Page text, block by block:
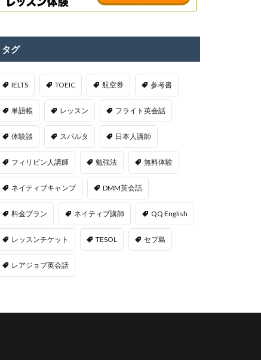
タグ
IELTS TOEIC 航空券 参考書
単語帳 レッスン フライト英会話
体験談 スパルタ 日本人講師
フィリピン人講師 勉強法 無料体験
ネイティブキャンプ DMM英会話
料金プラン ネイティブ講師 QQ English
レッスンチケット TESOL セブ島
レアジョブ英会話